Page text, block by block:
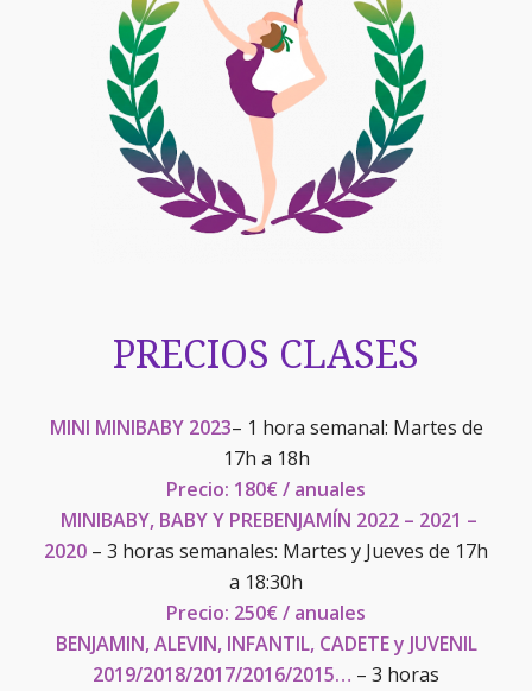
PRECIOS CLASES
MINI MINIBABY 2023– 1 hora semanal: Martes de
17h a 18h
Precio: 180€ / anuales
MINIBABY, BABY Y PREBENJAMÍN 2022 – 2021 –
2020 – 3 horas semanales: Martes y Jueves de 17h
a 18:30h
Precio: 250€ / anuales
BENJAMIN, ALEVIN, INFANTIL, CADETE y JUVENIL
2019/2018/2017/2016/2015… – 3 horas